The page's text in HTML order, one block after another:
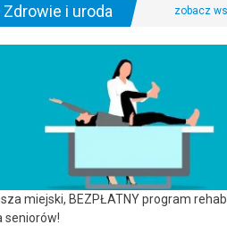
Zdrowie i uroda
miejski, BEZPŁATNY program
seniorów!